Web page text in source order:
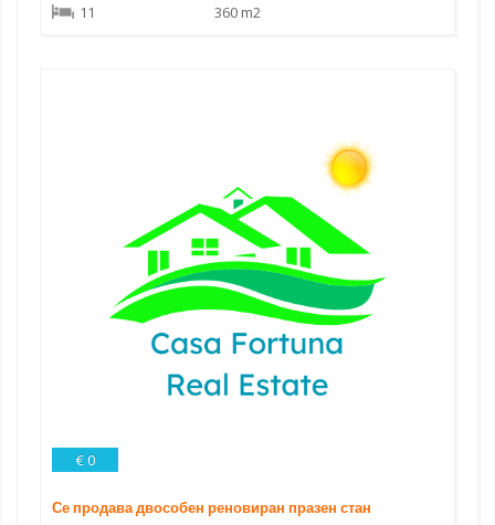
11
360 m2
€ 0
Се продава двособен реновиран празен стан